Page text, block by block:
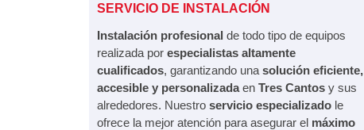
SERVICIO DE INSTALACIÓN
Instalación profesional de todo tipo de equipos
realizada por especialistas altamente
cualificados, garantizando una solución eficiente,
accesible y personalizadaen Tres Cantos y sus
alrededores. Nuestro servicio especializado le
ofrece la mejor atención para asegurar el máximo